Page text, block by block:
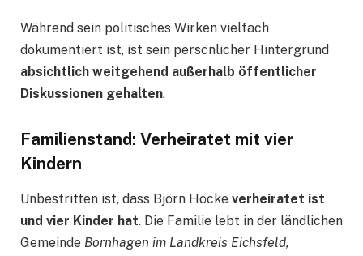
Während sein politisches Wirken vielfach
dokumentiert ist, ist sein persönlicher Hintergrund
absichtlich weitgehend außerhalb öffentlicher
Diskussionen gehalten.
Familienstand: Verheiratet mit vier
Kindern
Unbestritten ist, dass Björn Höcke verheiratet ist
und vier Kinder hat. Die Familie lebt in der ländlichen
Gemeinde Bornhagen im Landkreis Eichsfeld,